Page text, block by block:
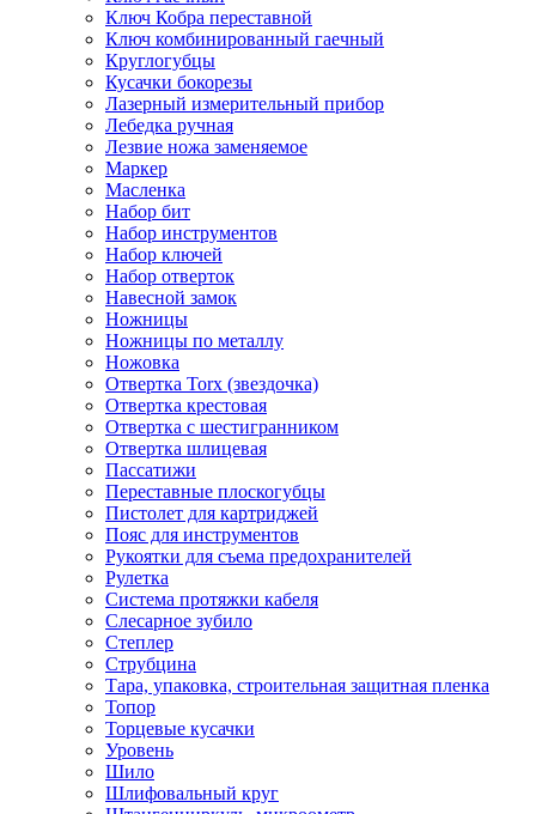
Ключ Кобра переставной
Ключ комбинированный гаечный
Круглогубцы
Кусачки бокорезы
Лазерный измерительный прибор
Лебедка ручная
Лезвие ножа заменяемое
Маркер
Масленка
Набор бит
Набор инструментов
Набор ключей
Набор отверток
Навесной замок
Ножницы
Ножницы по металлу
Ножовка
Отвертка Torx (звездочка)
Отвертка крестовая
Отвертка с шестигранником
Отвертка шлицевая
Пассатижи
Переставные плоскогубцы
Пистолет для картриджей
Пояс для инструментов
Рукоятки для съема предохранителей
Рулетка
Система протяжки кабеля
Слесарное зубило
Степлер
Струбцина
Тара, упаковка, строительная защитная пленка
Топор
Торцевые кусачки
Уровень
Шило
Шлифовальный круг